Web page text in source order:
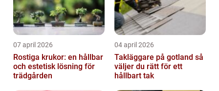
07 april 2026
Rostiga krukor: en hållbar
och estetisk lösning för
trädgården
04 april 2026
Takläggare på gotland så
väljer du rätt för ett
hållbart tak